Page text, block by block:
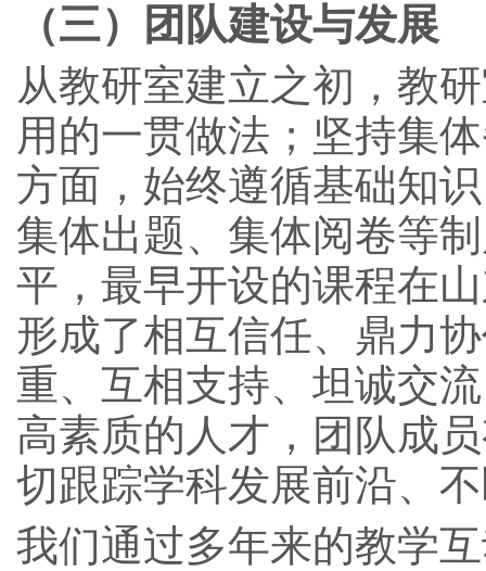
（三）团队建设与发展
从教研室建立之初，教
用的一贯做法；坚持集
方面，始终遵循基础知
集体出题、集体阅卷等
平，最早开设的课程在
形成了相互信任、鼎力
重、互相支持、坦诚交
高素质的人才，团队成
切跟踪学科发展前沿、
我们通过多年来的教学